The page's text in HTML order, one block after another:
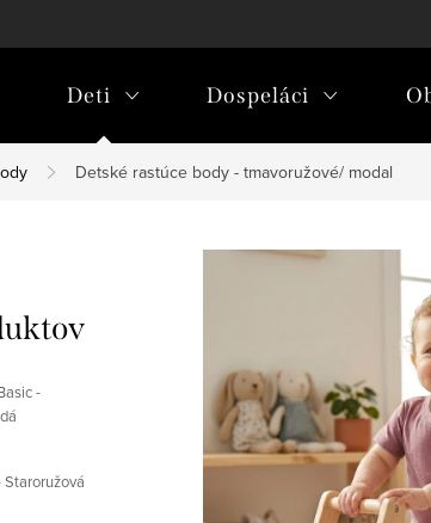
Deti Dospeláci
Detské rastúce body - tmavoružové/ modal
-